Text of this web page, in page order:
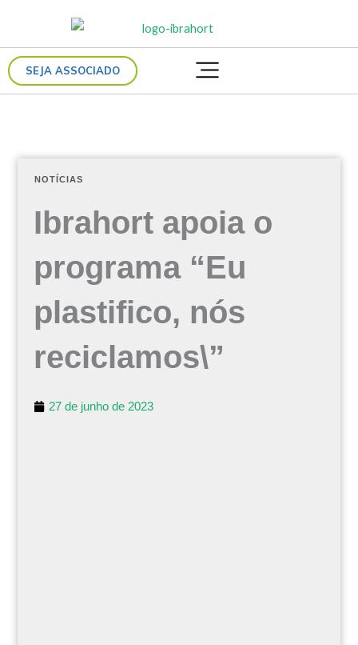
conteúdoSEJA ASSOCIADO
NOTÍCIAS
Ibrahort apoia o
programa “Eu
plastifico, nós
reciclamos\”
27 de junho de 2023